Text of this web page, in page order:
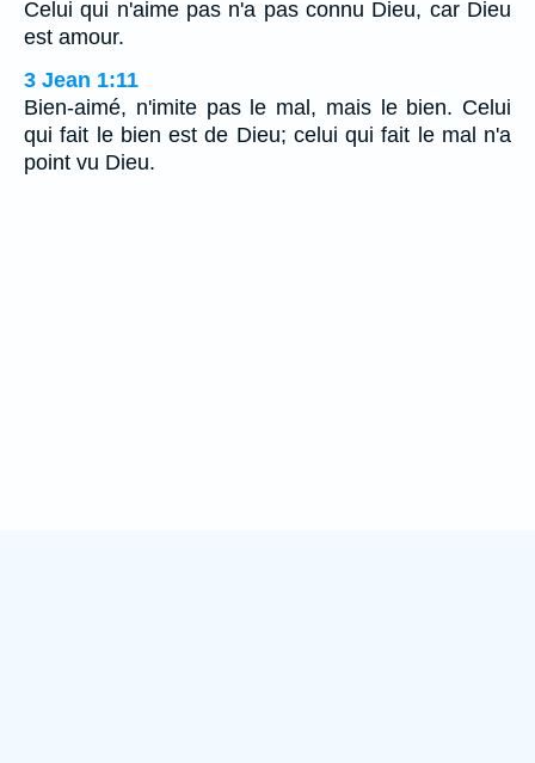
Celui qui n'aime pas n'a pas connu Dieu, car Dieu
est amour.
3 Jean 1:11
Bien-aimé, n'imite pas le mal, mais le bien. Celui
qui fait le bien est de Dieu; celui qui fait le mal n'a
point vu Dieu.